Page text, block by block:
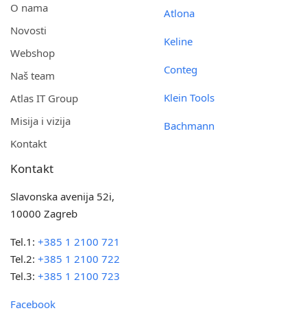
O nama
Novosti
Webshop
Naš team
Atlas IT Group
Misija i vizija
Kontakt
Atlona
Keline
Conteg
Klein Tools
Bachmann
Kontakt
Slavonska avenija 52i,
10000 Zagreb
Tel.1:+385 1 2100 721
Tel.2:+385 1 2100 722
Tel.3:+385 1 2100 723
Facebook